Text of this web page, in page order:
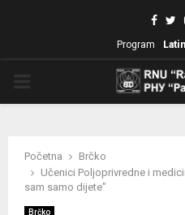
Program
Početna
Brčko
Učenici Poljoprivredne i
sam samo dijete”
Brčko